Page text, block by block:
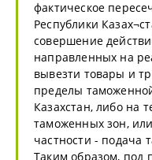
фактическое
Республики
совершение
направленных на
вывезти товары и
пределы
Казахстан, либо на
таможенных зон,
частности - подача
Таким образом, под